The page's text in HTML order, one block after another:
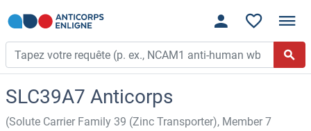
SLC39A7 Anticorps
(Solute Carrier Family 39 (Zinc Transporter), Member 7